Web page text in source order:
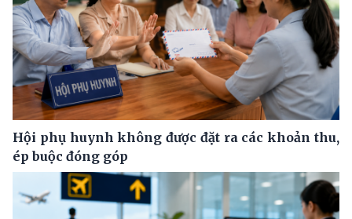
Hội phụ huynh không được đặt ra các khoản thu,
ép buộc đóng góp